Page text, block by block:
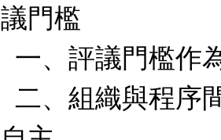
議門檻
一、評議門檻作
二、組織與程序